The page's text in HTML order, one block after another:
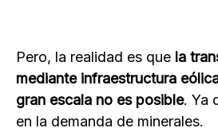
Pero, la realidad es que la
mediante infraestructura
gran escala no es posible. Ya
en la demanda de minerales.